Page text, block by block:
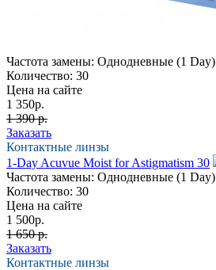
Частота замены: Однодневные (1 Day)
Количество: 30
Цена на сайте
1 350р.
1 390 р.
Заказать
Контактные линзы
1-Day Acuvue Moist for Astigmatism 30
Частота замены: Однодневные (1 Day)
Количество: 30
Цена на сайте
1 500р.
1 650 р.
Заказать
Контактные линзы